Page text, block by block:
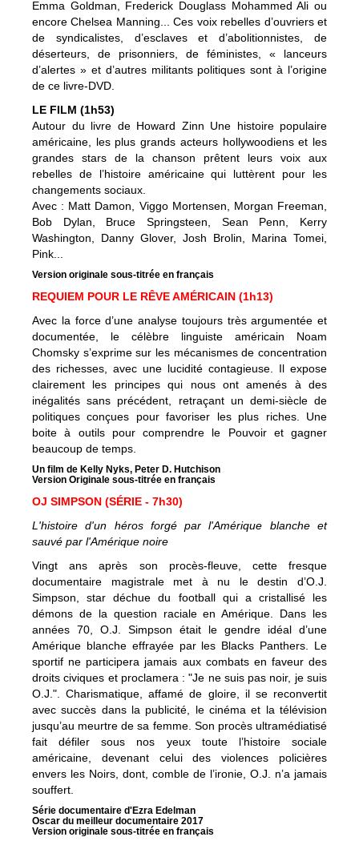
Emma Goldman, Frederick Douglass Mohammed Ali ou
encore Chelsea Manning... Ces voix rebelles d’ouvriers et
de syndicalistes, d’esclaves et d’abolitionnistes, de
déserteurs, de prisonniers, de féministes, « lanceurs
d’alertes » et d’autres militants politiques sont à l’origine
de ce livre-DVD.
LE FILM (1h53)
Autour du livre de Howard Zinn Une histoire populaire
américaine, les plus grands acteurs hollywoodiens et les
grandes stars de la chanson prêtent leurs voix aux
rebelles de l’histoire américaine qui luttèrent pour les
changements sociaux.
Avec : Matt Damon, Viggo Mortensen, Morgan Freeman,
Bob Dylan, Bruce Springsteen, Sean Penn, Kerry
Washington, Danny Glover, Josh Brolin, Marina Tomei,
Pink...
Version originale sous-titrée en français
REQUIEM POUR LE RÊVE AMÉRICAIN (1h13)
Avec la force d’une analyse toujours très argumentée et
documentée, le célèbre linguiste américain Noam
Chomsky s’exprime sur les mécanismes de concentration
des richesses, avec une lucidité contagieuse. Il expose
clairement les principes qui nous ont amenés à des
inégalités sans précédent, retraçant un demi-siècle de
politiques conçues pour favoriser les plus riches. Une
boite à outils pour comprendre le Pouvoir et gagner
beaucoup de temps.
Un film de Kelly Nyks, Peter D. Hutchison
Version Originale sous-titrée en français
OJ SIMPSON (SÉRIE - 7h30)
L'histoire d'un héros forgé par l'Amérique blanche et
sauvé par l'Amérique noire
Vingt ans après son procès-fleuve, cette fresque
documentaire magistrale met à nu le destin d’O.J.
Simpson, star déchue du football qui a cristallisé les
démons de la question raciale en Amérique. Dans les
années 70, O.J. Simpson était le gendre idéal d’une
Amérique blanche effrayée par les Blacks Panthers. Le
sportif ne participera jamais aux combats en faveur des
droits civiques et proclamera : "Je ne suis pas noir, je suis
O.J.". Charismatique, affamé de gloire, il se reconvertit
avec succès dans la publicité, le cinéma et la télévision
jusqu’au meurtre de sa femme. Son procès ultramédiatisé
fait défiler sous nos yeux toute l’histoire sociale
américaine, devenant celui des violences policières
envers les Noirs, dont, comble de l’ironie, O.J. n’a jamais
souffert.
Série documentaire d'Ezra Edelman
Oscar du meilleur documentaire 2017
Version originale sous-titrée en français